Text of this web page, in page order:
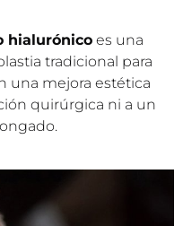
hialurónico es una
tradicional para
una mejora estética